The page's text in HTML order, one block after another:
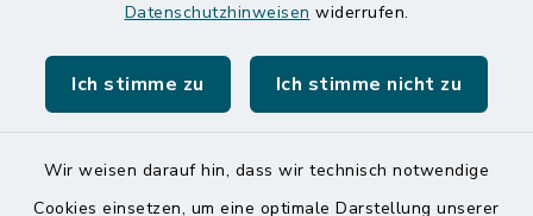
Datenschutzhinweisen widerrufen.
Ich stimme zu Ich stimme nicht zu
Wir weisen darauf hin, dass wir technisch notwendige
Cookies einsetzen, um eine optimale Darstellung unserer
Kontakt